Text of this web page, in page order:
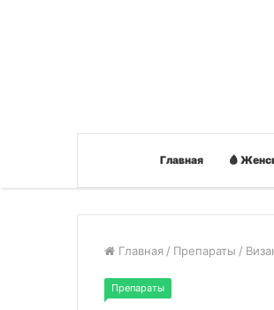
Главная 🩸
Главная / Препараты /
Препараты